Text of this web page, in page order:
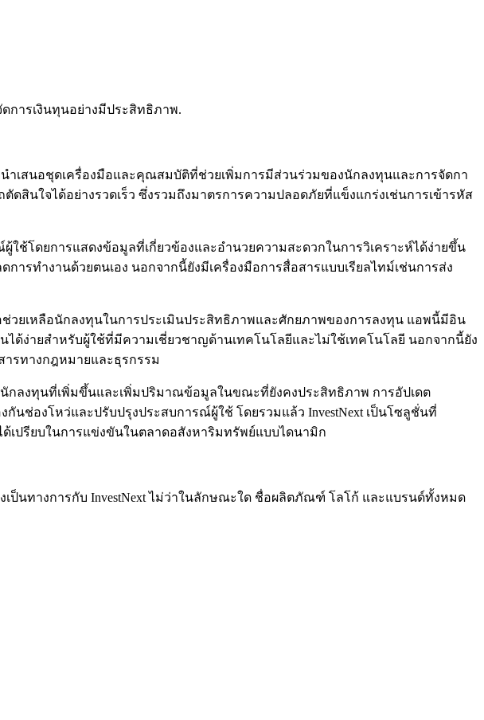
การเงินทุนอย่างมีประสิทธิภาพ.
เสนอชุดเครื่องมือและคุณสมบัติที่ช่วยเพิ่มการมีส่วนร่วมของนักลงทุนและการจัดกา
สินใจได้อย่างรวดเร็ว ซึ่งรวมถึงมาตรการความปลอดภัยที่แข็งแกร่งเช่นการเข้ารหัส
ช้โดยการแสดงข้อมูลที่เกี่ยวข้องและอำนวยความสะดวกในการวิเคราะห์ได้ง่ายขึ้น
รทำงานด้วยตนเอง นอกจากนี้ยังมีเครื่องมือการสื่อสารแบบเรียลไทม์เช่นการส่ง
ช่วยเหลือนักลงทุนในการประเมินประสิทธิภาพและศักยภาพของการลงทุน แอพนี้มีอิน
ด้ง่ายสำหรับผู้ใช้ที่มีความเชี่ยวชาญด้านเทคโนโลยีและไม่ใช้เทคโนโลยี นอกจากนี้ยัง
ารทางกฎหมายและธุรกรรม
นักลงทุนที่เพิ่มขึ้นและเพิ่มปริมาณข้อมูลในขณะที่ยังคงประสิทธิภาพ การอัปเดต
ช่องโหว่และปรับปรุงประสบการณ์ผู้ใช้ โดยรวมแล้ว InvestNext เป็นโซลูชั่นที่
ปรียบในการแข่งขันในตลาดอสังหาริมทรัพย์แบบไดนามิก
เป็นทางการกับ InvestNext ไม่ว่าในลักษณะใด ชื่อผลิตภัณฑ์ โลโก้ และแบรนด์ทั้งหมด